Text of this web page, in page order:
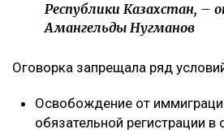
Республики Казахстан, –
Амангельды Нугманов
Оговорка запрещала ряд
Освобождение от
обязательной регистрации в